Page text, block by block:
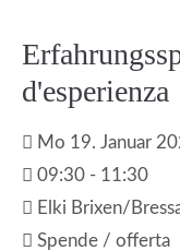
d'esperienza
Mo 19. Januar
09:30 - 11:30
Elki Brixen/
Spende / offerta